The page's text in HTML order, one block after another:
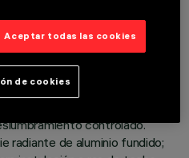
lineal con 5 elementos
fija No obstante las
del producto, la tecnología
controlado.
radiante de aluminio fundido;
Aceptar todas las cookies
de cookies